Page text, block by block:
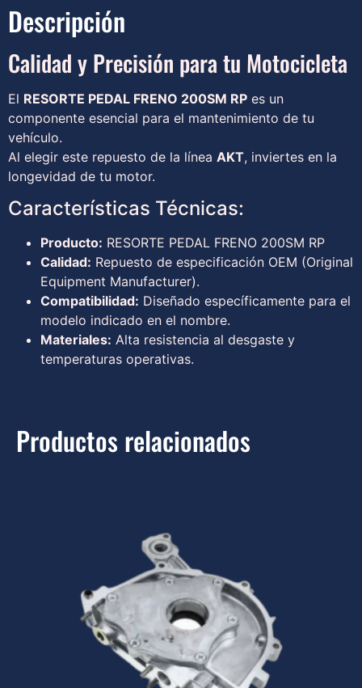
Descripción
Calidad y Precisión para tu Motocicleta
El RESORTE PEDAL FRENO 200SM RP es un
componente esencial para el mantenimiento de tu
vehículo.
Al elegir este repuesto de la línea AKT, inviertes en la
longevidad de tu motor.
Características Técnicas:
Producto: RESORTE PEDAL FRENO 200SM RP
Calidad: Repuesto de especificación OEM (Original
Equipment Manufacturer).
Compatibilidad: Diseñado específicamente para el
modelo indicado en el nombre.
Materiales: Alta resistencia al desgaste y
temperaturas operativas.
Productos relacionados